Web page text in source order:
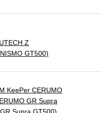
Z
GT500)
KeePer CERUMO
GR Supra